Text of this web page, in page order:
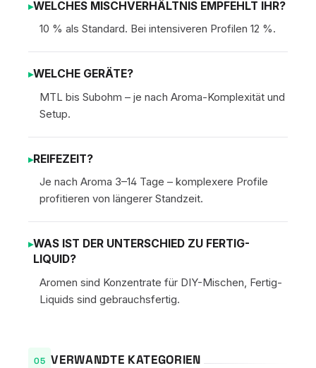
WELCHES MISCHVERHÄLTNIS EMPFEHLT IHR?
10 % als Standard. Bei intensiveren Profilen 12 %.
WELCHE GERÄTE?
MTL bis Subohm – je nach Aroma-Komplexität und
Setup.
REIFEZEIT?
Je nach Aroma 3–14 Tage – komplexere Profile
profitieren von längerer Standzeit.
WAS IST DER UNTERSCHIED ZU FERTIG-
LIQUID?
Aromen sind Konzentrate für DIY-Mischen, Fertig-
Liquids sind gebrauchsfertig.
VERWANDTE KATEGORIEN